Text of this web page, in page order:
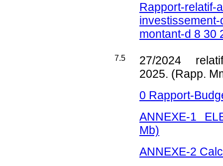
Rapport-relatif-
montant-d 8 30
7.5 27/2024
2025. (Rapp.
0 Rapport-
ANNEXE-1
Mb)
ANNEXE-2